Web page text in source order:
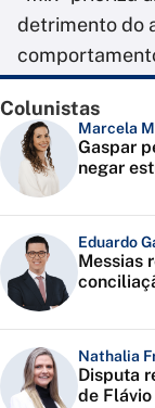
detrimento do
Colunistas
Marcela
Gaspar
negar
Eduardo
Messias
Nathalia
Disputa
de Flávio